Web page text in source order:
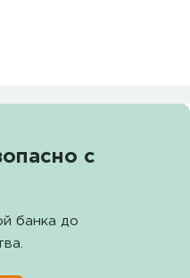
с
банка до